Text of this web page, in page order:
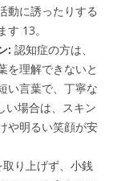
動に誘ったりする
す 13。
: 認知症の方は、
を理解できないと
い言葉で、丁寧な
い場合は、スキン
や明るい笑顔が安
り上げず、小銭